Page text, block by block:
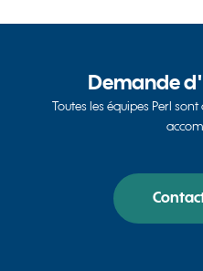
Demande
Toutes les équipes Perl